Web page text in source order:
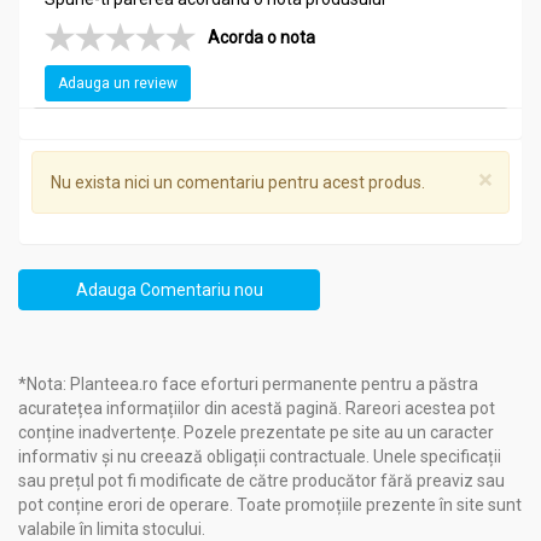
Mod de administrare:
Liver blend 100cps - SOLARAY
Acorda o nota
Adauga un review
×
Nu exista nici un comentariu pentru acest produs.
Adauga Comentariu nou
*Nota: Planteea.ro face eforturi permanente pentru a păstra
acuratețea informațiilor din acestă pagină. Rareori acestea pot
conține inadvertențe. Pozele prezentate pe site au un caracter
informativ și nu creează obligații contractuale. Unele specificații
sau prețul pot fi modificate de către producător fără preaviz sau
pot conține erori de operare. Toate promoțiile prezente în site sunt
valabile în limita stocului.